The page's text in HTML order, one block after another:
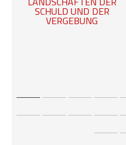
SCHULD UND DER
VERGEBUNG